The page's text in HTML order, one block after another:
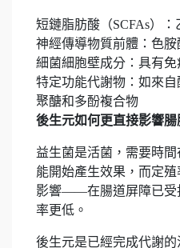
短鏈脂肪酸（SCFAs）
神經傳導物質前體：色
細菌細胞壁成分：具有
特定功能代謝物：如來自
聚醣和多酚複合物
後生元如何更直接影響腸
益生菌是活菌，需要時
能開始產生效果，而定
影響——在腸道屏障已受
率更低。
後生元是已經完成代謝